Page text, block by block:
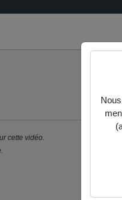
cette vidéo.